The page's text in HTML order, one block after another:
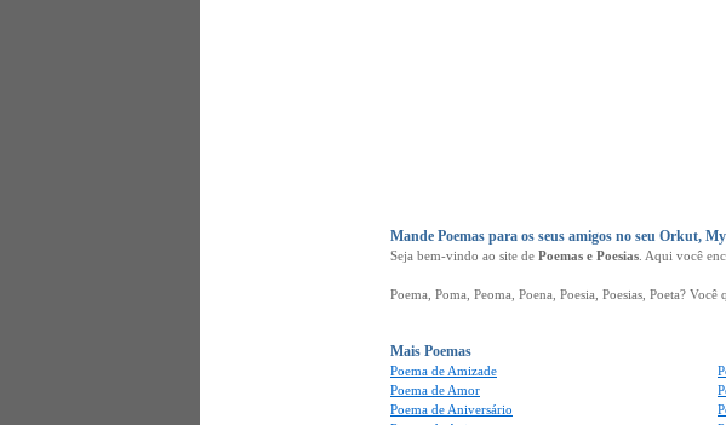
Mande Poemas para os seus amigos no seu Orkut,
Seja bem-vindo ao site de Poemas e Poesias . Aqui você
Poema, Poma, Peoma, Poena, Poesia, Poesias, Poeta? Você
Mais Poemas
Poema de Amizade
Poema de Amor
Poema de Aniversário